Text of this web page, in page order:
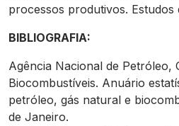
processos produtivos. Estudos
BIBLIOGRAFIA:
Agência Nacional de Petróleo,
Biocombustíveis. Anuário
petróleo, gás natural e
de Janeiro.